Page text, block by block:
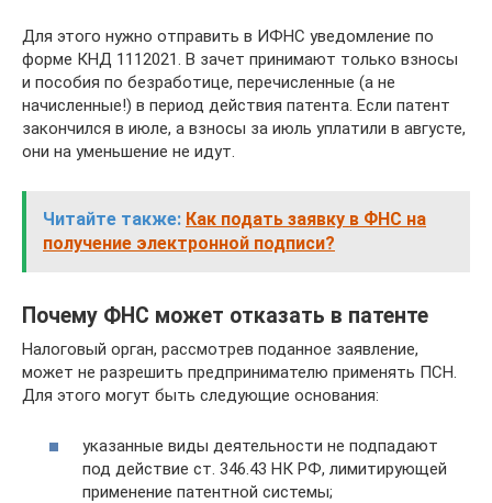
Для этого нужно отправить в ИФНС уведомление по
форме КНД 1112021. В зачет принимают только взносы
и пособия по безработице, перечисленные (а не
начисленные!) в период действия патента. Если патент
закончился в июле, а взносы за июль уплатили в августе,
они на уменьшение не идут.
Читайте также: Как подать заявку в ФНС на
получение электронной подписи?
Почему ФНС может отказать в патенте
Налоговый орган, рассмотрев поданное заявление,
может не разрешить предпринимателю применять ПСН.
Для этого могут быть следующие основания:
указанные виды деятельности не подпадают
под действие ст. 346.43 НК РФ, лимитирующей
применение патентной системы;